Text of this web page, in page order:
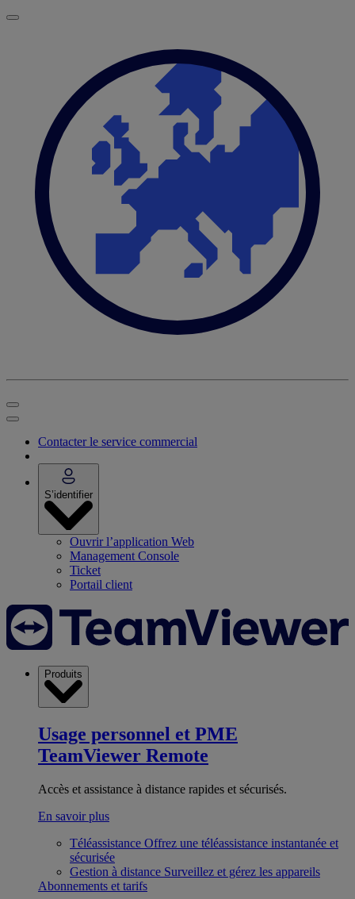
Contacter le service commercial
S’identifier
Ouvrir l’application Web
Management Console
Ticket
Portail client
Produits
Usage personnel et PME
TeamViewer Remote
Accès et assistance à distance rapides et sécurisés.
En savoir plus
Téléassistance Offrez une téléassistance instantanée et
sécurisée
Gestion à distance Surveillez et gérez les appareils
Abonnements et tarifs